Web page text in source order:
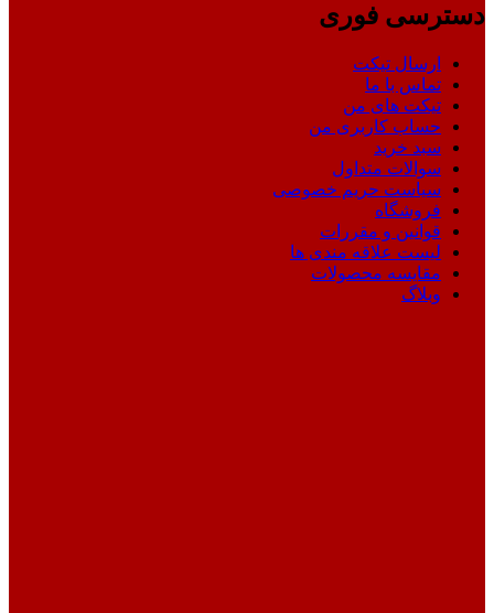
دسترسی فوری
ارسال تیکت
تماس با ما
تیکت های من
حساب کاربری من
سبد خرید
سوالات متداول
سیاست حریم خصوصی
فروشگاه
قوانین و مقررات
لیست علاقه مندی ها
مقایسه محصولات
وبلاگ